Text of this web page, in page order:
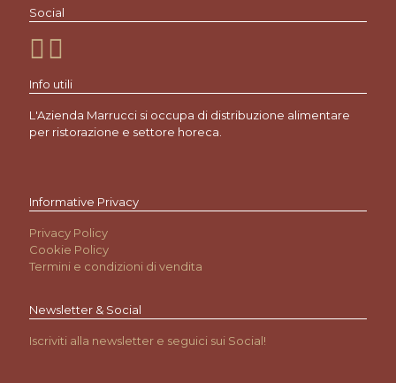
Social
Info utili
L'Azienda Marrucci si occupa di distribuzione alimentare
per ristorazione e settore horeca.
Informative Privacy
Privacy Policy
Cookie Policy
Termini e condizioni di vendita
Newsletter & Social
Iscriviti alla newsletter e seguici sui Social!